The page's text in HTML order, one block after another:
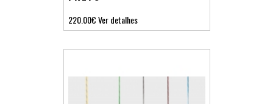
220.00€Ver detalhes